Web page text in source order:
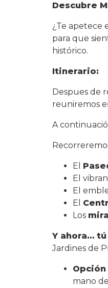
Descubre
¿Te apetece
para que
histórico.
Itinerario:
Despues de
reuniremos
A
El
El
El
El
Los
Y ahora…
Jardines de
Opción
mano